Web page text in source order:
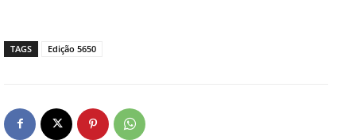
TAGS Edição 5650